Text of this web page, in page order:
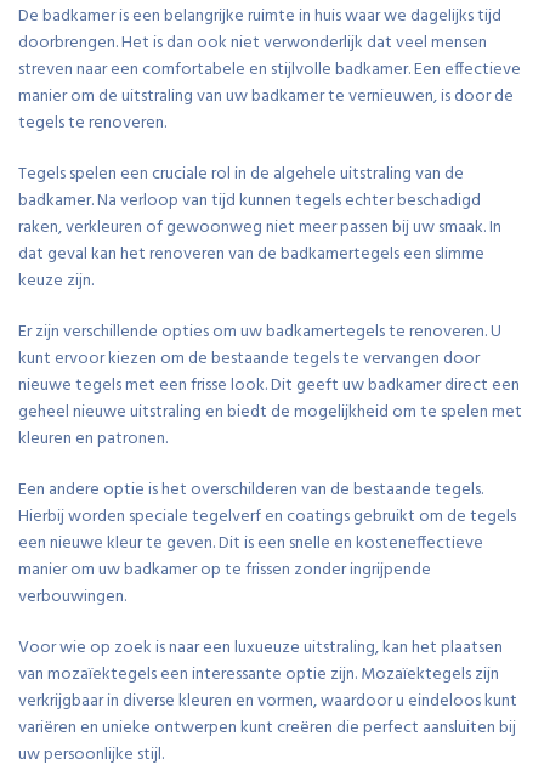
De badkamer is een belangrijke ruimte in huis waar we dagelijks tijd
doorbrengen. Het is dan ook niet verwonderlijk dat veel mensen
streven naar een comfortabele en stijlvolle badkamer. Een effectieve
manier om de uitstraling van uw badkamer te vernieuwen, is door de
tegels te renoveren.
Tegels spelen een cruciale rol in de algehele uitstraling van de
badkamer. Na verloop van tijd kunnen tegels echter beschadigd
raken, verkleuren of gewoonweg niet meer passen bij uw smaak. In
dat geval kan het renoveren van de badkamertegels een slimme
keuze zijn.
Er zijn verschillende opties om uw badkamertegels te renoveren. U
kunt ervoor kiezen om de bestaande tegels te vervangen door
nieuwe tegels met een frisse look. Dit geeft uw badkamer direct een
geheel nieuwe uitstraling en biedt de mogelijkheid om te spelen met
kleuren en patronen.
Een andere optie is het overschilderen van de bestaande tegels.
Hierbij worden speciale tegelverf en coatings gebruikt om de tegels
een nieuwe kleur te geven. Dit is een snelle en kosteneffectieve
manier om uw badkamer op te frissen zonder ingrijpende
verbouwingen.
Voor wie op zoek is naar een luxueuze uitstraling, kan het plaatsen
van mozaïektegels een interessante optie zijn. Mozaïektegels zijn
verkrijgbaar in diverse kleuren en vormen, waardoor u eindeloos kunt
variëren en unieke ontwerpen kunt creëren die perfect aansluiten bij
uw persoonlijke stijl.